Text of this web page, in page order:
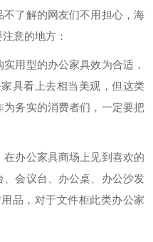
了解的网友们不用担心，海
意的地方：
用型的办公家具效为合适，
具看上去相当美观，但这类
务实的消费者们，一定要把
办公家具商场上见到喜欢的
会议台、办公桌、办公沙发
品，对于文件柜此类办公家